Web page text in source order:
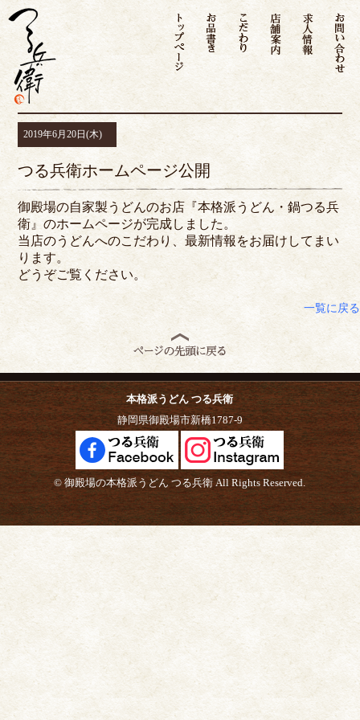
トップページ
お品書き こだわり 店舗案内求人情
2019年6月20日(木)
つる兵衛ホームページ公開
御殿場の自家製うどんのお店『本格派うどん・鍋つる兵
衛』のホームページが完成しました。
当店のうどんへのこだわり、最新情報をお届けしてまい
ります。
どうぞご覧ください。
一覧に戻る
本格派うどん つる兵衛
静岡県御殿場市新橋1787-9
© 御殿場の本格派うどん つる兵衛 All Rights Reserved.